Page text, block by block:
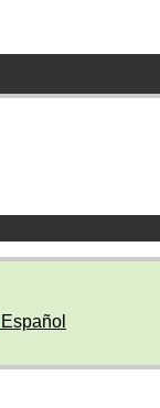
Español